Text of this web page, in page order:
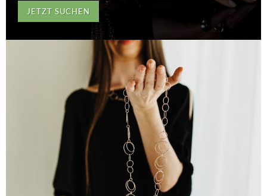
JETZT SUCHEN